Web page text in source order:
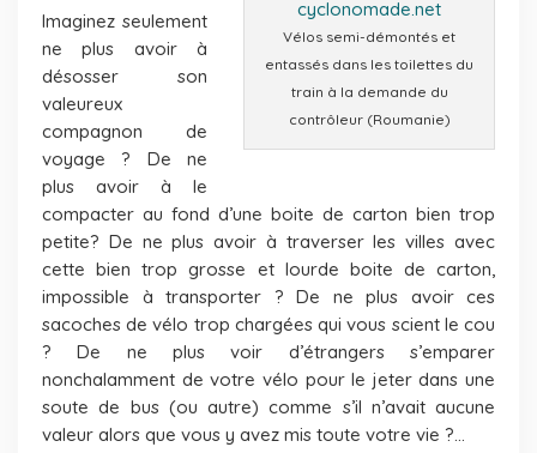
Vélos semi-démontés et
entassés dans les toilettes du
train à la demande du
contrôleur (Roumanie)
Imaginez seulement
ne plus avoir à
désosser son
valeureux
compagnon de
voyage ? De ne
plus avoir à le
compacter au fond d’une boite de carton bien trop
petite? De ne plus avoir à traverser les villes avec
cette bien trop grosse et lourde boite de carton,
impossible à transporter ? De ne plus avoir ces
sacoches de vélo trop chargées qui vous scient le cou
? De ne plus voir d’étrangers s’emparer
nonchalamment de votre vélo pour le jeter dans une
soute de bus (ou autre) comme s’il n’avait aucune
valeur alors que vous y avez mis toute votre vie ?…